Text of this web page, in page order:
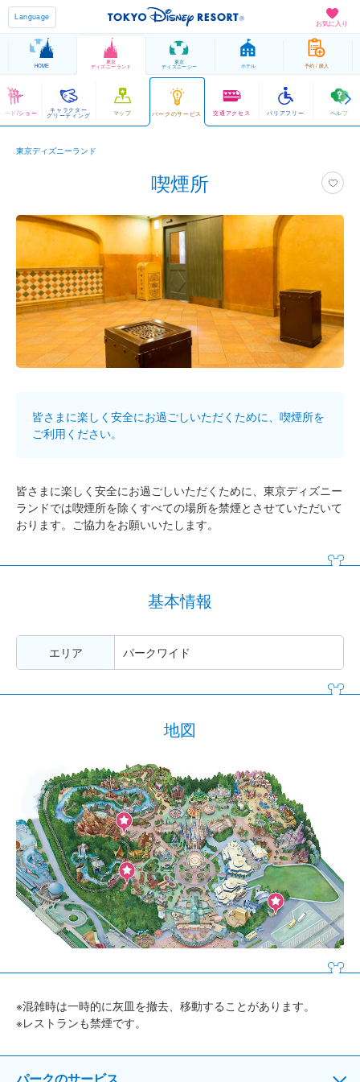
お気に入り
Language
HOME
東京
ディズニーランド
東京
ディズニーシー ホテル 予約 / 購入
ード/ショー キャラクター
グリーティング マップ パークのサービス 交通アクセス バリアフリー ヘルプ
東京ディズニーランド
喫煙所
皆さまに楽しく安全にお過ごしいただくために、喫煙所を
ご利用ください。
皆さまに楽しく安全にお過ごしいただくために、東京ディズニー
ランドでは喫煙所を除くすべての場所を禁煙とさせていただいて
おります。ご協力をお願いいたします。
基本情報
エリア パークワイド
地図
※混雑時は一時的に灰皿を撤去、移動することがあります。
※レストランも禁煙です。